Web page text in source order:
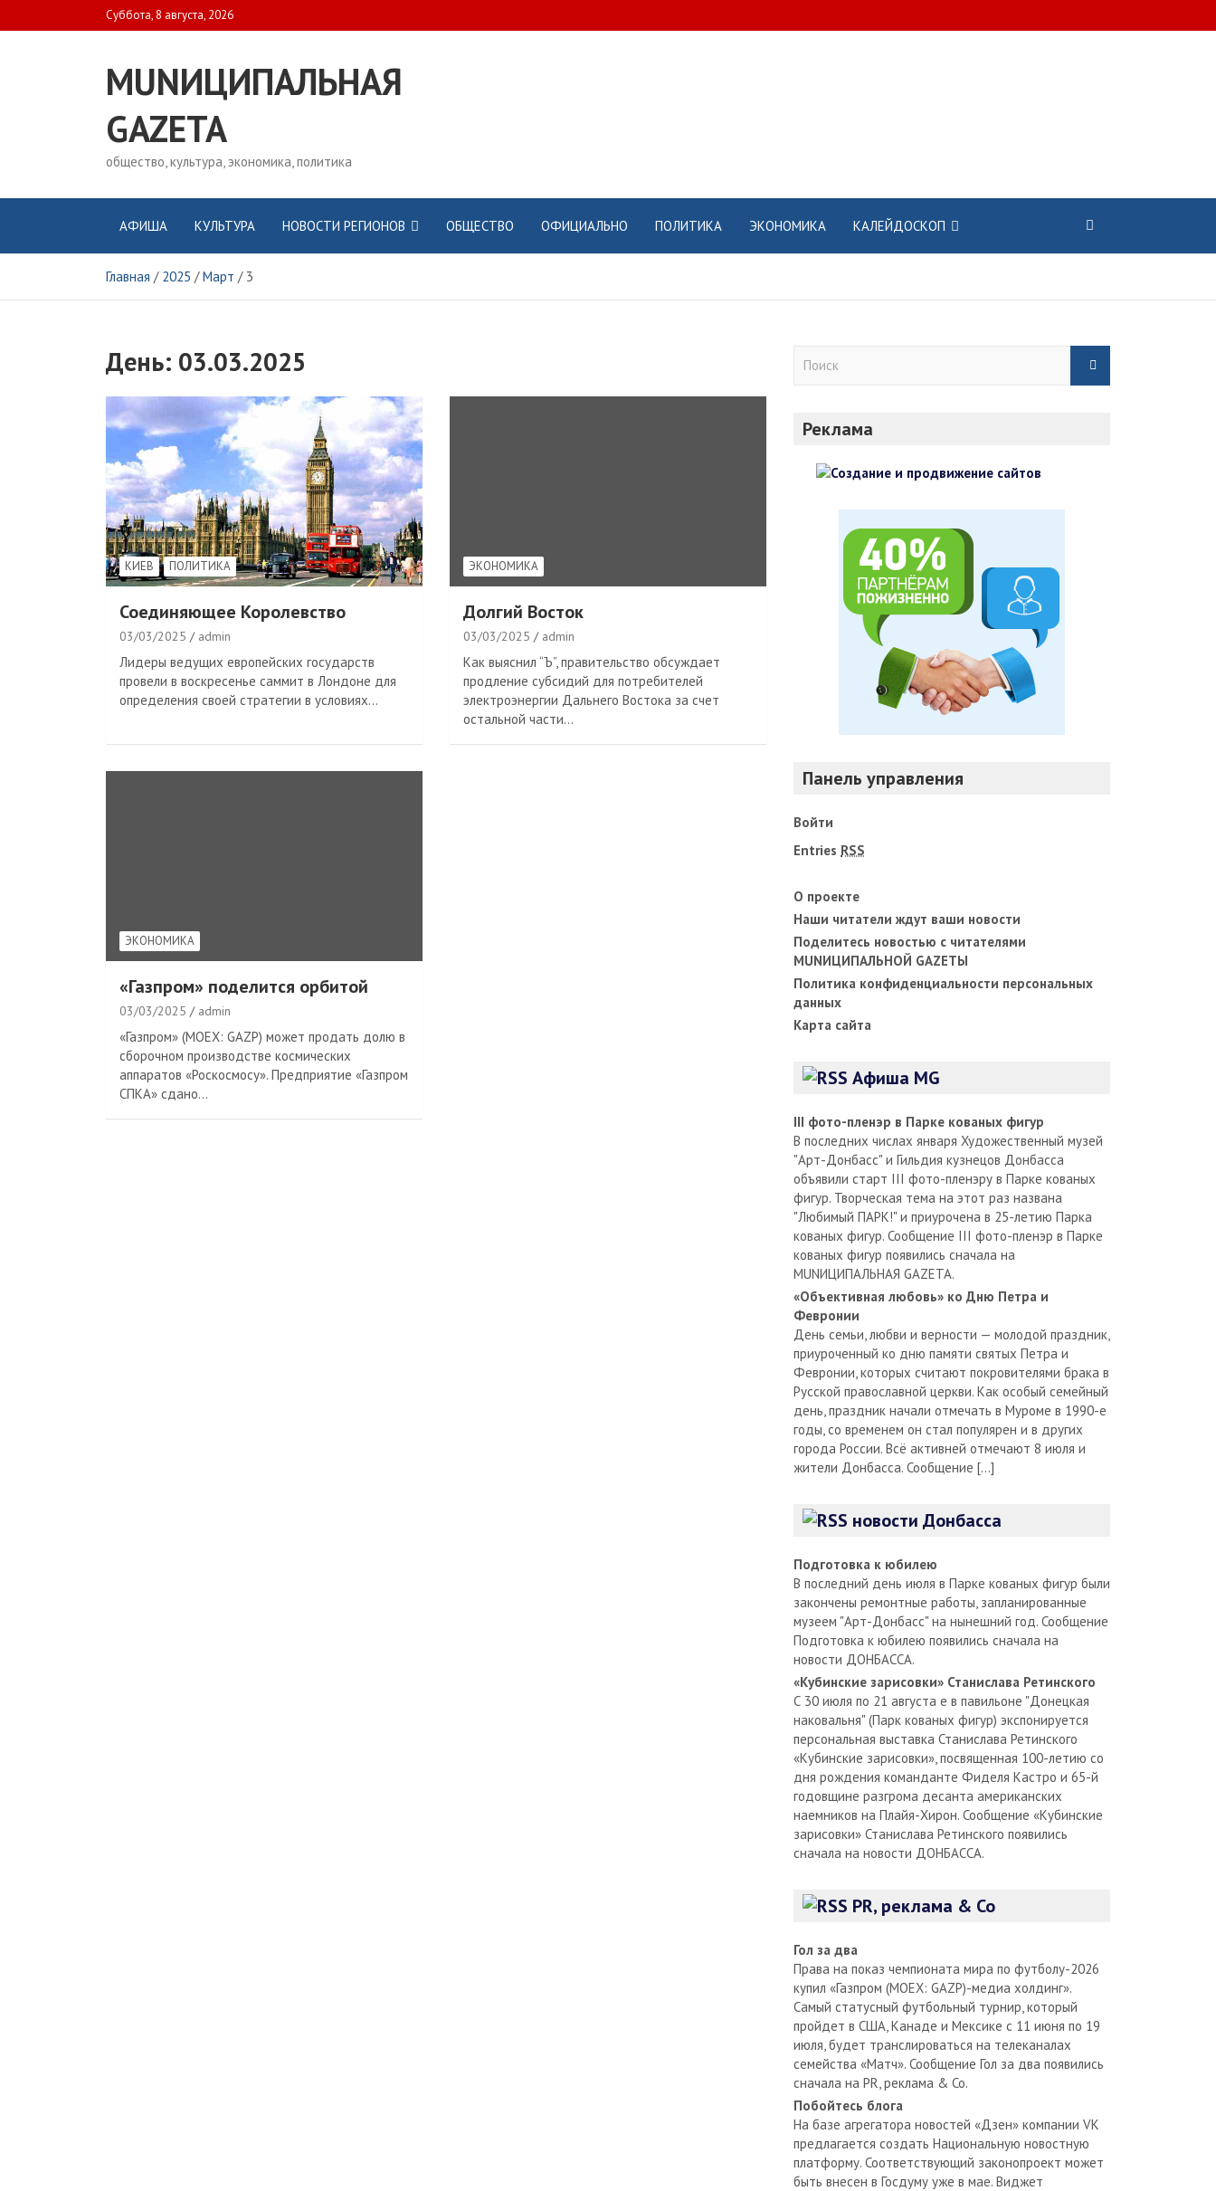
to
Суббота, 8 августа, 2026
MUNИЦИПАЛЬНАЯ
GAZЕТА
общество, культура, экономика, политика
АФИША КУЛЬТУРА НОВОСТИ РЕГИОНОВ ОБЩЕСТВО ОФИЦИАЛЬНО ПОЛИТИКА ЭКОНОМИКА КАЛЕЙДОСКОП
Главная 2025 Март 3
День: 03.03.2025
КИЕВ ПОЛИТИКА
Соединяющее Королевство
03/03/2025 admin
Лидеры ведущих европейских государств
провели в воскресенье саммит в Лондоне для
определения своей стратегии в условиях…
ЭКОНОМИКА
Долгий Восток
03/03/2025 admin
Как выяснил “Ъ”, правительство обсуждает
продление субсидий для потребителей
электроэнергии Дальнего Востока за счет
остальной части…
ЭКОНОМИКА
«Газпром» поделится орбитой
03/03/2025 admin
«Газпром» (MOEX: GAZP) может продать долю в
сборочном производстве космических
аппаратов «Роскосмосу». Предприятие «Газпром
СПКА» сдано…
Реклама
Панель управления
Войти
Entries RSS
О проекте
Наши читатели ждут ваши новости
Поделитесь новостью с читателями
MUNИЦИПАЛЬНОЙ GAZЕТЫ
Политика конфиденциальности персональных
данных
Карта сайта
Афиша MG
III фото-пленэр в Парке кованых фигур
В последних числах января Художественный музей
"Арт-Донбасс" и Гильдия кузнецов Донбасса
объявили старт III фото-пленэру в Парке кованых
фигур. Творческая тема на этот раз названа
"Любимый ПАРК!" и приурочена в 25-летию Парка
кованых фигур. Сообщение III фото-пленэр в Парке
кованых фигур появились сначала на
MUNИЦИПАЛЬНАЯ GAZЕТА.
«Объективная любовь» ко Дню Петра и
Февронии
День семьи, любви и верности — молодой праздник,
приуроченный ко дню памяти святых Петра и
Февронии, которых считают покровителями брака в
Русской православной церкви. Как особый семейный
день, праздник начали отмечать в Муроме в 1990-е
годы, со временем он стал популярен и в других
города России. Всё активней отмечают 8 июля и
жители Донбасса. Сообщение […]
новости Донбасса
Подготовка к юбилею
В последний день июля в Парке кованых фигур были
закончены ремонтные работы, запланированные
музеем "Арт-Донбасс" на нынешний год. Сообщение
Подготовка к юбилею появились сначала на
новости ДОНБАССА.
«Кубинские зарисовки» Станислава Ретинского
С 30 июля по 21 августа е в павильоне "Донецкая
наковальня" (Парк кованых фигур) экспонируется
персональная выставка Станислава Ретинского
«Кубинские зарисовки», посвященная 100-летию со
дня рождения команданте Фиделя Кастро и 65-й
годовщине разгрома десанта американских
наемников на Плайя-Хирон. Сообщение «Кубинские
зарисовки» Станислава Ретинского появились
сначала на новости ДОНБАССА.
PR, реклама & Co
Гол за два
Права на показ чемпионата мира по футболу-2026
купил «Газпром (MOEX: GAZP)-медиа холдинг».
Самый статусный футбольный турнир, который
пройдет в США, Канаде и Мексике с 11 июня по 19
июля, будет транслироваться на телеканалах
семейства «Матч». Сообщение Гол за два появились
сначала на PR, реклама & Co.
Побойтесь блога
На базе агрегатора новостей «Дзен» компании VK
предлагается создать Национальную новостную
платформу. Соответствующий законопроект может
быть внесен в Госдуму уже в мае. Виджет